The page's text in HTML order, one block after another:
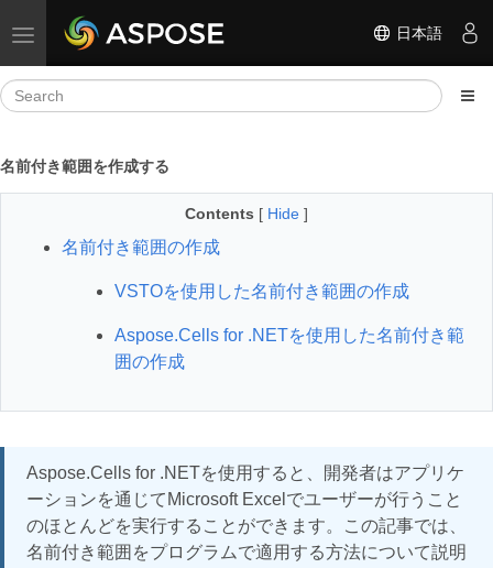
Toggle navigation 日本語
名前付き範囲を作成する
Contents [ Hide ]
名前付き範囲の作成
VSTOを使用した名前付き範囲の作成
Aspose.Cells for .NETを使用した名前付き範
囲の作成
Aspose.Cells for .NETを使用すると、開発者はアプリケ
ーションを通じてMicrosoft Excelでユーザーが行うこと
のほとんどを実行することができます。この記事では、
名前付き範囲をプログラムで適用する方法について説明